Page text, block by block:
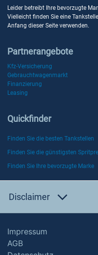
Leider betreibt Ihre bevorzugte
Vielleicht finden Sie eine
Anfang dieser Seite verwenden.
Partnerangebote
Kfz-Versicherung
Gebrauchtwagenmarkt
Finanzierung
Leasing
Quickfinder
Finden Sie die besten Tankstellen
Finden Sie die günstigsten
Finden Sie Ihre bevorzugte Marke
Disclaimer
Impressum
AGB